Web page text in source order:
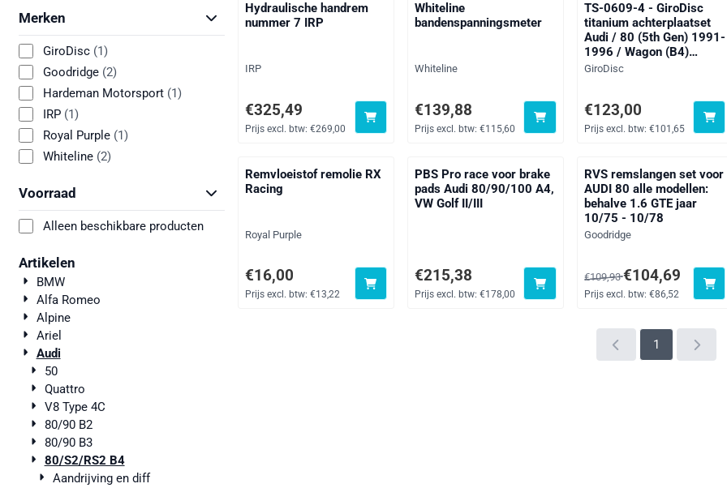
Merken
GiroDisc (1)
Goodridge (2)
Hardeman Motorsport (1)
IRP (1)
Royal Purple (1)
Whiteline (2)
Voorraad
Alleen beschikbare producten
Artikelen
BMW
Alfa Romeo
Alpine
Ariel
Audi
50
Quattro
V8 Type 4C
80/90 B2
80/90 B3
80/S2/RS2 B4
Aandrijving en diff
Hydraulische handrem
nummer 7 IRP
Merk:
IRP
Prijs: 325,49, exclusief btw: 269,00
€325,49
Prijs excl. btw: €269,00
Whiteline
bandenspanningsmeter
Merk:
Whiteline
Prijs: 139,88, exclusief btw: 115,60
€139,88
Prijs excl. btw: €115,60
TS-0609-4 - GiroDisc
titanium achterplaatset
Audi / 80 (5th Gen) 1991-
1996 / Wagon (B4)
1991-1996 / RS2 Quattro
Merk:
GiroDisc
Prijs: 123,00, exclusief
€123,00
Prijs excl. btw: €101,65
Remvloeistof remolie RX
Racing
Merk:
Royal Purple
Prijs: 16,00, exclusief btw: 13,22
€16,00
Prijs excl. btw: €13,22
PBS Pro race voor brake
pads Audi 80/90/100 A4,
VW Golf II/III
Prijs: 215,38, exclusief btw: 178,00
€215,38
Prijs excl. btw: €178,00
RVS remslangen set voor
AUDI 80 alle modellen:
behalve 1.6 GTE jaar
10/75 - 10/78
Merk:
Goodridge
Van 109,93 voor 104,69,
€109,93€104,69
Prijs excl. btw: €86,52
1